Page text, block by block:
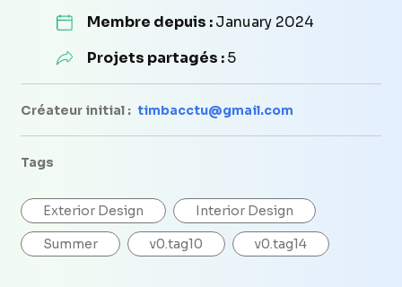
Membre depuis :January 2024
Projets partagés :5
Créateur initial : timbacctu@gmail.com
Tags
Exterior Design Interior Design
Summer v0.tag10 v0.tag14